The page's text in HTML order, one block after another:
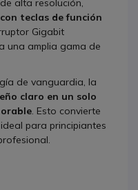
alta resolución,
teclas de función
Gigabit
una amplia gama de
de vanguardia, la
claro en un solo
. Esto convierte
para principiantes